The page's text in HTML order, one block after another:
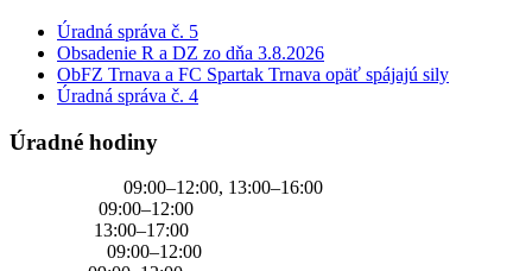
Úradná správa č. 5
Obsadenie R a DZ zo dňa 3.8.2026
ObFZ Trnava a FC Spartak Trnava opäť spájajú sily
Úradná správa č. 4
Úradné hodiny
09:00–12:00, 13:00–16:00
09:00–12:00
13:00–17:00
09:00–12:00